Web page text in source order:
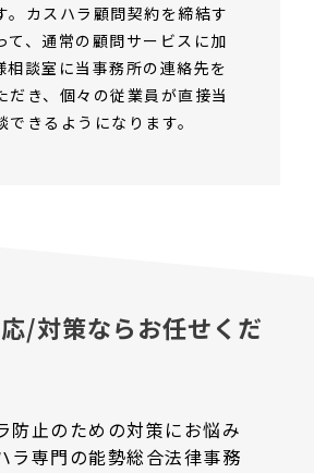
。カスハラ顧問契約を締結す
て、通常の顧問サービスに加
相談室に当事務所の連絡先を
だき、個々の従業員が直接当
きるようになります。
/対策ならお任せくだ
防止のための対策にお悩み
ラ専門の能勢総合法律事務